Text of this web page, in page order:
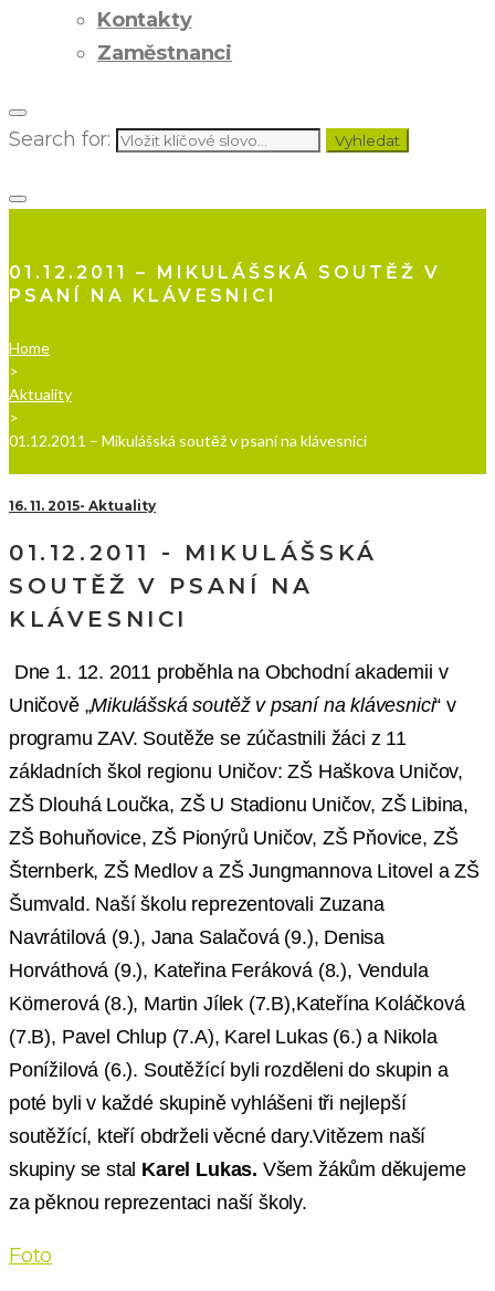
Kontakty
Zaměstnanci
Search for: Vyhledat
01.12.2011 – MIKULÁŠSKÁ SOUTĚŽ V
PSANÍ NA KLÁVESNICI
Home
>
Aktuality
>
01.12.2011 – Mikulášská soutěž v psaní na klávesnici
16. 11. 2015 Aktuality
01.12.2011 - MIKULÁŠSKÁ
SOUTĚŽ V PSANÍ NA
KLÁVESNICI
Dne 1. 12. 2011 proběhla na Obchodní akademii v
Uničově „Mikulášská soutěž v psaní na klávesnici“ v
programu ZAV. Soutěže se zúčastnili žáci z 11
základních škol regionu Uničov: ZŠ Haškova Uničov,
ZŠ Dlouhá Loučka, ZŠ U Stadionu Uničov, ZŠ Libina,
ZŠ Bohuňovice, ZŠ Pionýrů Uničov, ZŠ Pňovice, ZŠ
Šternberk, ZŠ Medlov a ZŠ Jungmannova Litovel a ZŠ
Šumvald. Naší školu reprezentovali Zuzana
Navrátilová (9.), Jana Salačová (9.), Denisa
Horváthová (9.), Kateřina Feráková (8.), Vendula
Körnerová (8.), Martin Jílek (7.B),Kateřína Koláčková
(7.B), Pavel Chlup (7.A), Karel Lukas (6.) a Nikola
Ponížilová (6.). Soutěžící byli rozděleni do skupin a
poté byliv každé skupiněvyhlášeni tři nejlepší
soutěžící, kteří obdrželi věcné dary.Vitězem naší
skupiny se stal Karel Lukas. Všem žákům děkujeme
za pěknou reprezentaci naší školy.
Foto